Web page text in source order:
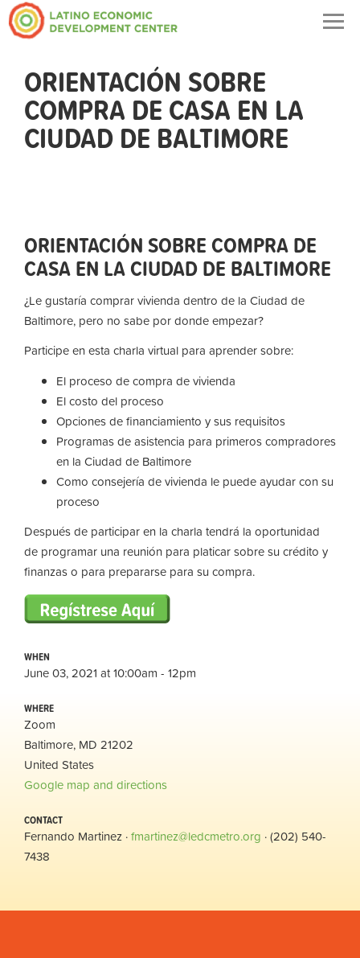
ORIENTACIÓN SOBRE
COMPRA DE CASA EN LA
CIUDAD DE BALTIMORE
ORIENTACIÓN SOBRE COMPRA DE
CASA EN LA CIUDAD DE BALTIMORE
¿Le gustaría comprar vivienda dentro de la Ciudad de
Baltimore, pero no sabe por donde empezar?
Participe en esta charla virtual para aprender sobre:
El proceso de compra de vivienda
El costo del proceso
Opciones de financiamiento y sus requisitos
Programas de asistencia para primeros compradores
en la Ciudad de Baltimore
Como consejería de vivienda le puede ayudar con su
proceso
Después de participar en la charla tendrá la oportunidad
de programar una reunión para platicar sobre su crédito y
finanzas o para prepararse para su compra.
WHEN
June 03, 2021 at 10:00am - 12pm
WHERE
Zoom
Baltimore, MD 21202
United States
Google map and directions
CONTACT
Fernando Martinez ·fmartinez@ledcmetro.org · (202) 540-
7438